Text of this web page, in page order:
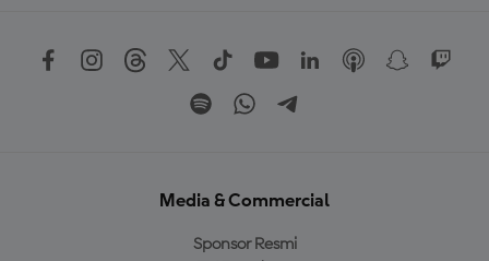
Media & Commercial
Sponsor Resmi